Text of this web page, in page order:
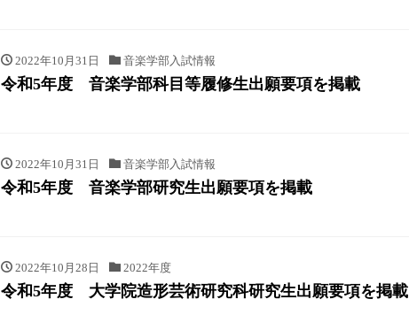
2022年10月31日 音楽学部入試情報
令和5年度 音楽学部科目等履修生出願要項を掲載
2022年10月31日 音楽学部入試情報
令和5年度 音楽学部研究生出願要項を掲載
2022年10月28日 2022年度
令和5年度 大学院造形芸術研究科研究生出願要項を掲載